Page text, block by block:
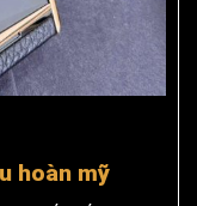
hoàn mỹ